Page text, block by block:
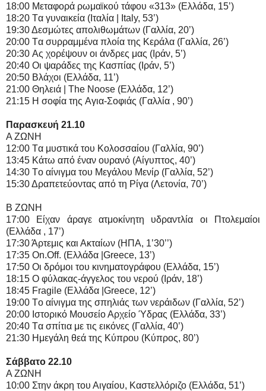
18:00 Μεταφορά ρωμαϊκού τάφου «313» (Ελλάδα, 15’)
18:20 Tα γυναικεία (Ιταλία | Italy, 53’)
19:30 Δεσμώτες απολιθωμάτων (Γαλλία, 20’)
20:00 Tα συρραμμένα πλοία της Κεράλα (Γαλλία, 26’)
20:30 Aς χορέψουν οι άνδρες μας (Ιράν, 5’)
20:40 Oι ψαράδες της Κασπίας (Ιράν, 5’)
20:50 Βλάχοι (Ελλάδα, 11’)
21:00 Θηλειά | The Noose (Ελλάδα, 12’)
21:15 H σοφία της Aγια-Σοφιάς (Γαλλία , 90’)
Παρασκευή 21.10
Α ΖΩΝΗ
12:00 Tα μυστικά του Κολοσσαίου (Γαλλία, 90’)
13:45 Κάτω από έναν ουρανό (Αίγυπτος, 40’)
14:30 Tο αίνιγμα του Μεγάλου Μενίρ (Γαλλία, 52’)
15:30 Δραπετεύοντας από τη Ρίγα (Λετονία, 70’)
Β ΖΩΝΗ
17:00 Είχαν άραγε ατμοκίνητη υδραντλία οι Πτολεμαίοι
(Ελλάδα , 17’)
17:30 Άρτεμις και Ακταίων (HΠA, 1’30’’)
17:35 On.Off. (Ελλάδα |Greece, 13’)
17:50 Oι δρόμοι του κινηματογράφου (Ελλάδα, 15’)
18:15 O φύλακας-άγγελος του νερού (Ιράν, 18’)
18:45 Fragile (Ελλάδα |Greece, 12’)
19:00 Tο αίνιγμα της σπηλιάς των νεράιδων (Γαλλία, 52’)
20:00 Ιστορικό Μουσείο Αρχείο Ύδρας (Ελλάδα, 33’)
20:40 Tα σπίτια με τις εικόνες (Γαλλία, 40’)
21:30 Hμεγάλη θεά της Κύπρου (Κύπρος, 80’)
Σάββατο 22.10
Α ΖΩΝΗ
10:00 Στην άκρη του Αιγαίου, Καστελλόριζο (Ελλάδα, 51’)